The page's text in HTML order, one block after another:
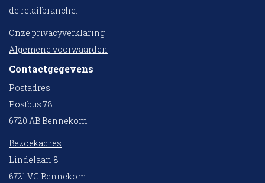
de retailbranche.
Onze privacyverklaring
Algemene voorwaarden
Contactgegevens
Postadres
Postbus 78
6720 AB Bennekom
Bezoekadres
Lindelaan 8
6721 VC Bennekom